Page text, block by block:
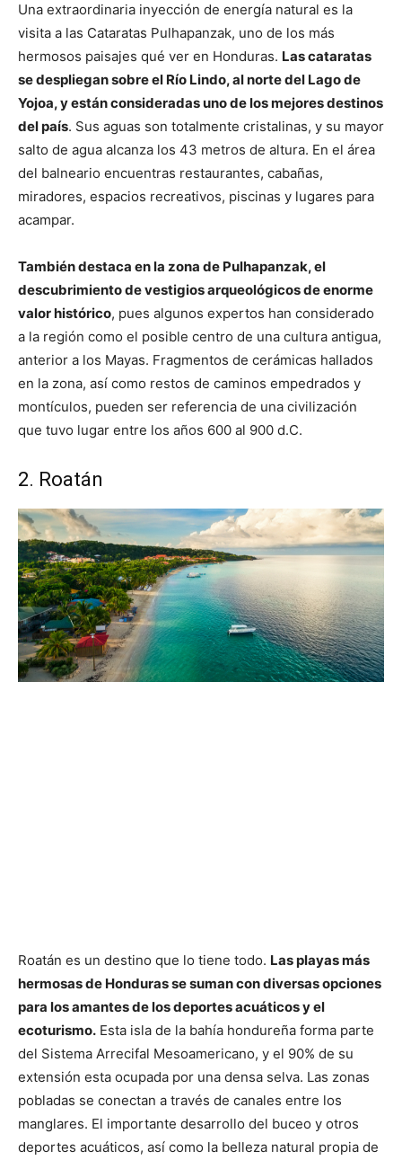
Una extraordinaria inyección de energía natural es la
visita a las Cataratas Pulhapanzak, uno de los más
hermosos paisajes qué ver en Honduras. Las cataratas
se despliegan sobre el Río Lindo, al norte del Lago de
Yojoa, y están consideradas uno de los mejores destinos
del país. Sus aguas son totalmente cristalinas, y su mayor
salto de agua alcanza los 43 metros de altura. En el área
del balneario encuentras restaurantes, cabañas,
miradores, espacios recreativos, piscinas y lugares para
acampar.
También destaca en la zona de Pulhapanzak, el
descubrimiento de vestigios arqueológicos de enorme
valor histórico, pues algunos expertos han considerado
a la región como el posible centro de una cultura antigua,
anterior a los Mayas. Fragmentos de cerámicas hallados
en la zona, así como restos de caminos empedrados y
montículos, pueden ser referencia de una civilización
que tuvo lugar entre los años 600 al 900 d.C.
2. Roatán
Roatán es un destino que lo tiene todo. Las playas más
hermosas de Honduras se suman con diversas opciones
para los amantes de los deportes acuáticos y el
ecoturismo. Esta isla de la bahía hondureña forma parte
del Sistema Arrecifal Mesoamericano, y el 90% de su
extensión esta ocupada por una densa selva. Las zonas
pobladas se conectan a través de canales entre los
manglares. El importante desarrollo del buceo y otros
deportes acuáticos, así como la belleza natural propia de